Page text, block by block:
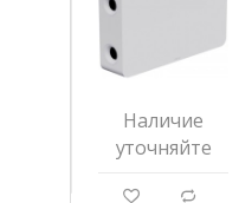
Наличие
уточняйте
g d